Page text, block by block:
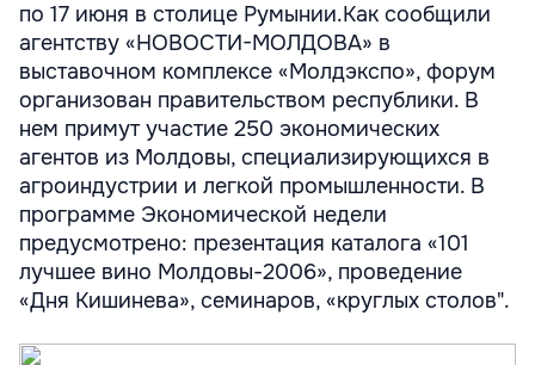
по 17 июня в столице Румынии.Как сообщили
агентству «НОВОСТИ-МОЛДОВА» в
выставочном комплексе «Молдэкспо», форум
организован правительством республики. В
нем примут участие 250 экономических
агентов из Молдовы, специализирующихся в
агроиндустрии и легкой промышленности. В
программе Экономической недели
предусмотрено: презентация каталога «101
лучшее вино Молдовы-2006», проведение
«Дня Кишинева», семинаров, «круглых столов".